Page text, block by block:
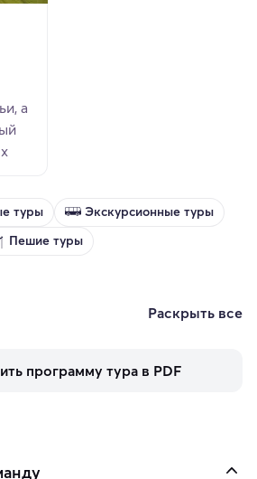
а
туры
Экскурсионные туры
Пешие туры
Раскрыть все
программу тура в PDF